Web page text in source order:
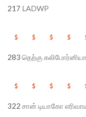
217 LADWP
283 தெற்கு
322 சான் டியாகோ